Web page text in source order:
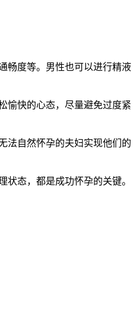
畅度等。男性也可以进行精液
愉快的心态，尽量避免过度紧
法自然怀孕的夫妇实现他们的
态，都是成功怀孕的关键。